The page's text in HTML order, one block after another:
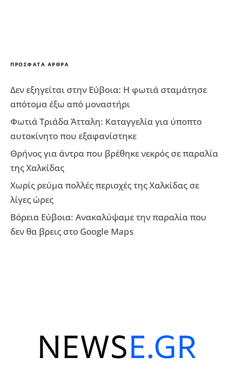
ΠΡΌΣΦΑΤΑ ΆΡΘΡΑ
Δεν εξηγείται στην Εύβοια: Η φωτιά σταμάτησε
απότομα έξω από μοναστήρι
Φωτιά Τριάδα Άτταλη: Καταγγελία για ύποπτο
αυτοκίνητο που εξαφανίστηκε
Θρήνος για άντρα που βρέθηκε νεκρός σε παραλία
της Χαλκίδας
Χωρίς ρεύμα πολλές περιοχές της Χαλκίδας σε
λίγες ώρες
Βόρεια Εύβοια: Ανακαλύψαμε την παραλία που
δεν θα βρεις στο Google Maps